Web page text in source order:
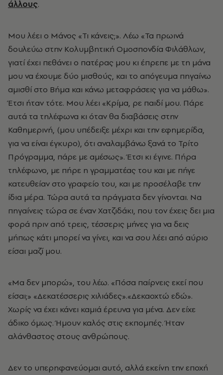
άλλους.
Μου λέει ο Μάνος «Τι κάνεις;». Λέω «Τα πρωινά
δουλεύω στην Κολυμβητική Ομοσπονδία Φιλάθλων,
γιατί έχει πεθάνει ο πατέρας μου κι έπρεπε με τη μάνα
μου να έχουμε δύο μισθούς, και το απόγευμα πηγαίνω
αμισθί στο Βήμα και κάνω μεταφράσεις για να μάθω».
Έτσι ήταν τότε. Μου λέει «Κρίμα, ρε παιδί μου. Πάρε
αυτά τα τηλέφωνα κι όταν θα διαβάσεις στην
Καθημερινή, (μου υπέδειξε μέχρι και την εφημερίδα,
για να είναι έγκυρο), ότι αναλαμβάνω ξανά το Τρίτο
Πρόγραμμα, πάρε με αμέσως». Έτσι κι έγινε. Πήρα
τηλέφωνο, με πήρε η γραμματέας του και με πήγε
κατευθείαν στο γραφείο του, και με προσέλαβε την
ίδια μέρα. Τώρα αυτά τα πράγματα δεν γίνονται. Να
πηγαίνεις τώρα σε έναν Χατζιδάκι, που τον έχεις δει μια
φορά πριν από τρεις, τέσσερις μήνες για να δεις
μήπως κάτι μπορεί να γίνει, και να σου λέει από αύριο
είσαι μαζί μου.
«Μα δεν μπορώ», του λέω. «Πόσα παίρνεις εκεί που
είσαι;» «Δεκατέσσερις χιλιάδες».«Δεκαοχτώ εδώ».
Χωρίς να έχει κάνει καμιά έρευνα για μένα. Δεν είχε
άδικο όμως. Ήμουν καλός στις εκπομπές. Ήταν
αλάνθαστος στους ανθρώπους.
Δεν το υπερηφανεύομαι αυτό, αλλά εκείνη την εποχή